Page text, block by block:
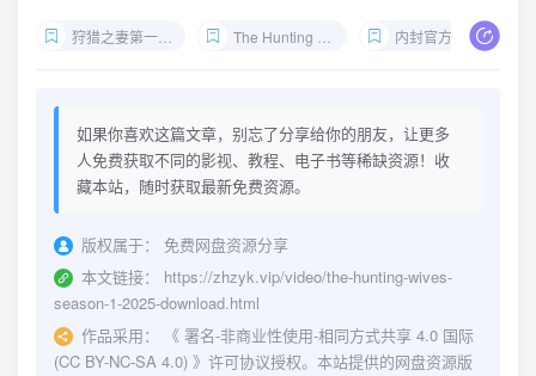
狩猎之妻第一季下载 The Hunting Wives Season 1 1080P 内封官方中字剧集
如果你喜欢这篇文章，别忘了分享给你的朋友，让更多
人免费获取不同的影视、教程、电子书等稀缺资源！收
藏本站，随时获取最新免费资源。
版权属于：
免费网盘资源分享
本文链接：
https://zhzyk.vip/video/the-hunting-wives-
season-1-2025-download.html
作品采用：
《 署名-非商业性使用-相同方式共享 4.0 国际
(CC BY-NC-SA 4.0) 》许可协议授权。本站提供的网盘资源版